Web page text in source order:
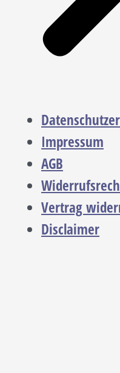
Impressum
AGB
Vertrag
Disclaimer